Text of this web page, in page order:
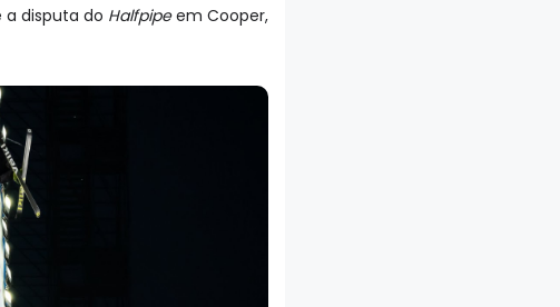
a disputa do Halfpipeem Cooper,